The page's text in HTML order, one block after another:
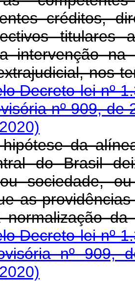
créditos,
titulares
intervenção
extrajudicial,
Decreto-lei nº
nº 909, de
da
do Brasil
sociedade,
as
Decreto-lei nº
nº 909,